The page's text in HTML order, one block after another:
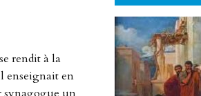
rendit à la
enseignait en